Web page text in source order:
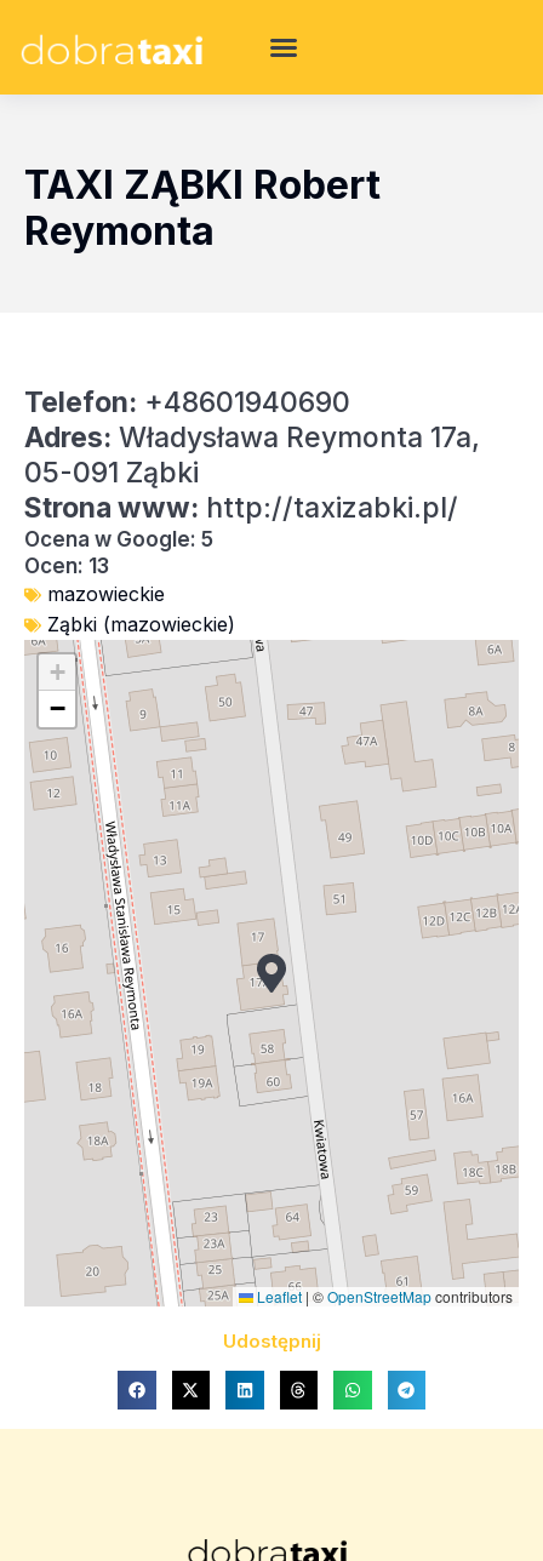
TAXI ZĄBKI Robert
Reymonta
Telefon: +48601940690
Adres: Władysława Reymonta 17a,
05-091 Ząbki
Strona www: http://taxizabki.pl/
Ocena w Google: 5
Ocen: 13
mazowieckie
Ząbki (mazowieckie)
+
−
Leaflet | ©OpenStreetMapcontributors
Udostępnij